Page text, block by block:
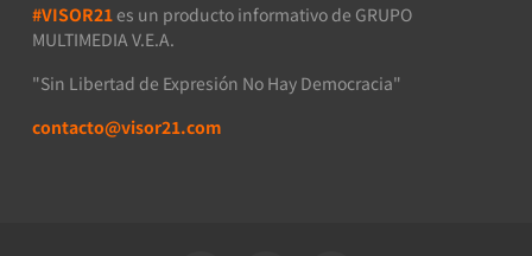
#VISOR21 es un producto informativo de GRUPO
MULTIMEDIA V.E.A.
"Sin Libertad de Expresión No Hay Democracia"
contacto@visor21.com